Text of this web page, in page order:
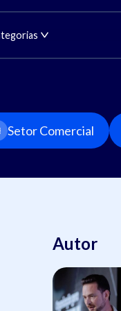
Setor Comercial
Autor